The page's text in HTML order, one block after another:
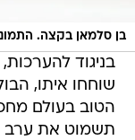
בן סלמאן בקצה.
בניגוד
שוחחו איתו,
הטוב בעולם
תשמוט את ערב